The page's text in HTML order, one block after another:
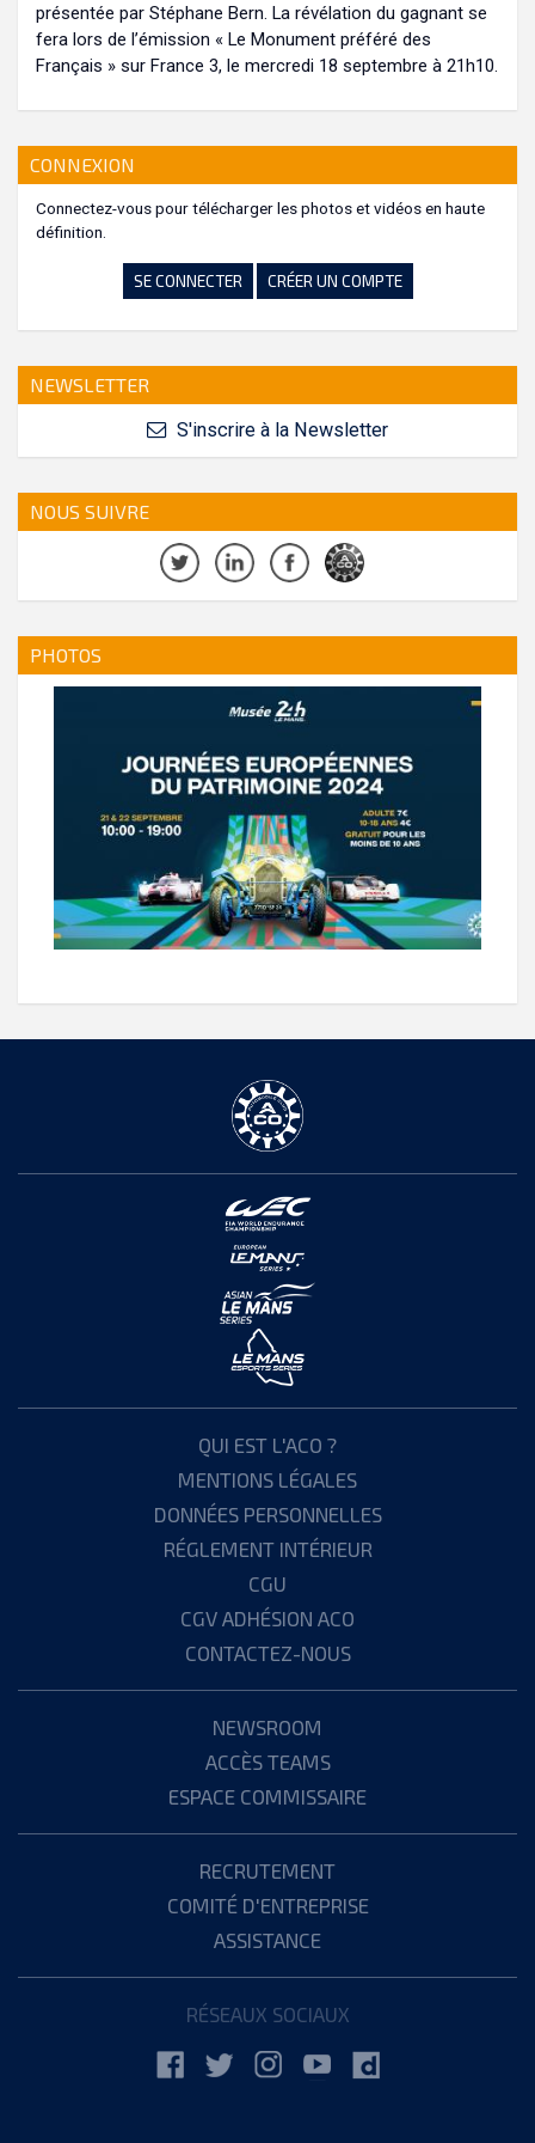
présentée par Stéphane Bern. La révélation du gagnant se
fera lors de l’émission « Le Monument préféré des
Français » sur France 3, le mercredi 18 septembre à 21h10.
CONNEXION
Connectez-vous pour télécharger les photos et vidéos en haute
définition.
SE CONNECTER CRÉER UN COMPTE
NEWSLETTER
S'inscrire à la Newsletter
NOUS SUIVRE
PHOTOS
QUI EST L'ACO ?
MENTIONS LÉGALES
DONNÉES PERSONNELLES
RÉGLEMENT INTÉRIEUR
CGU
CGV ADHÉSION ACO
CONTACTEZ-NOUS
NEWSROOM
ACCÈS TEAMS
ESPACE COMMISSAIRE
RECRUTEMENT
COMITÉ D'ENTREPRISE
ASSISTANCE
RÉSEAUX SOCIAUX